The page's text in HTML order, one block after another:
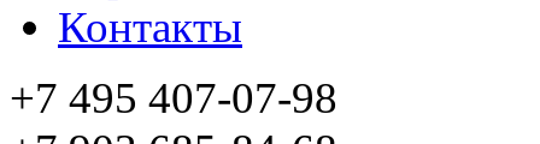
Контакты
+7 495 407-07-98